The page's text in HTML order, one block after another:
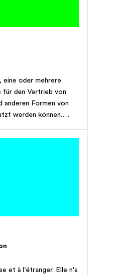
eine oder mehrere
für den Vertrieb von
anderen Formen von
werden können.
ist die
Menschen mit
Die Stiftung hat
verfolgt keinerlei
verwendet.
et à l'étranger. Elle n'a